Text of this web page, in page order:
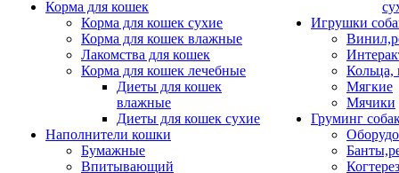
Корма для кошек
Корма для кошек сухие
Корма для кошек влажные
Лакомства для кошек
Корма для кошек лечебные
Диеты для кошек
влажные
Диеты для кошек сухие
Наполнители кошки
Бумажные
Впитывающий
Игрушки
Кольца,
Мягкие
Мячики
Груминг